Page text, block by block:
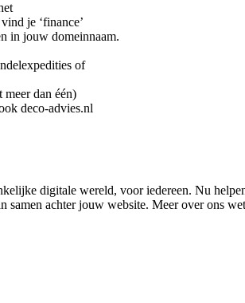
je ‘finance’
in jouw domeinnaam.
of
meer dan één)
deco-advies.nl
digitale wereld, voor iedereen. Nu
samen achter jouw website. Meer over ons